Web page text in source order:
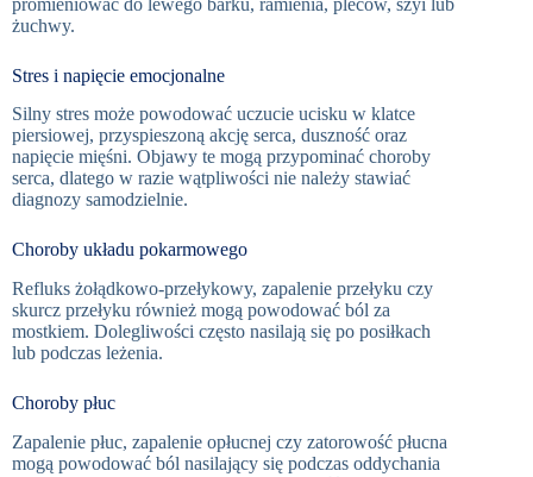
żuchwy.
Stres i napięcie emocjonalne
Silny stres może powodować uczucie ucisku w klatce
piersiowej, przyspieszoną akcję serca, duszność oraz
napięcie mięśni. Objawy te mogą przypominać choroby
serca, dlatego w razie wątpliwości nie należy stawiać
diagnozy samodzielnie.
Choroby układu pokarmowego
Refluks żołądkowo-przełykowy, zapalenie przełyku czy
skurcz przełyku również mogą powodować ból za
mostkiem. Dolegliwości często nasilają się po posiłkach
lub podczas leżenia.
Choroby płuc
Zapalenie płuc, zapalenie opłucnej czy zatorowość płucna
mogą powodować ból nasilający się podczas oddychania